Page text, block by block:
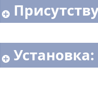
Установка: